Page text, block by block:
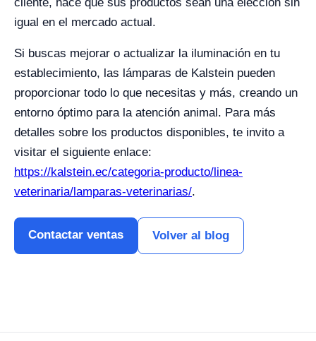
igual en el mercado actual.
Si buscas mejorar o actualizar la iluminación en tu
establecimiento, las lámparas de Kalstein pueden
proporcionar todo lo que necesitas y más, creando un
entorno óptimo para la atención animal. Para más
detalles sobre los productos disponibles, te invito a
visitar el siguiente enlace:
https://kalstein.ec/categoria-producto/linea-
veterinaria/lamparas-veterinarias/.
Contactar ventas Volver al blog